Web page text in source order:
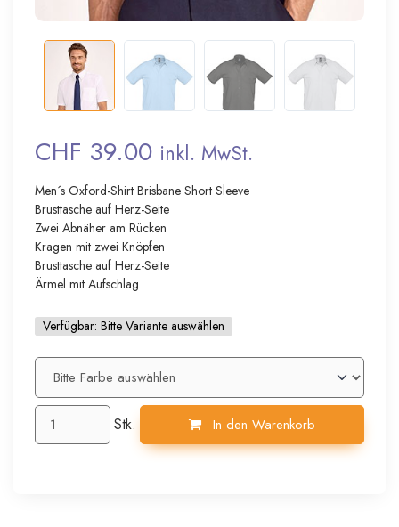
CHF 39.00 inkl. MwSt.
Men´s Oxford-Shirt Brisbane Short Sleeve
Brusttasche auf Herz-Seite
Zwei Abnäher am Rücken
Kragen mit zwei Knöpfen
Brusttasche auf Herz-Seite
Ärmel mit Aufschlag
Verfügbar: Bitte Variante auswählen
Stk. In den Warenkorb